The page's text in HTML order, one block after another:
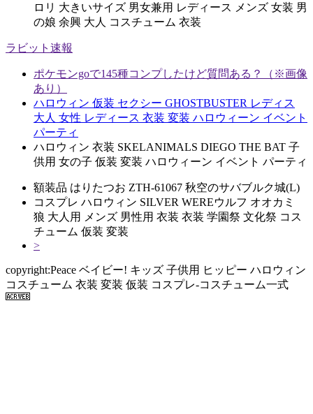
ロリ 大きいサイズ 男女兼用 レディース メンズ 女装 男
の娘 余興 大人 コスチューム 衣装
ラビット速報
ポケモンgoで145種コンプしたけど質問ある？（※画像
あり）
ハロウィン 仮装 セクシー GHOSTBUSTER レディス
大人 女性 レディース 衣装 変装 ハロウィーン イベント
パーティ
ハロウィン 衣装 SKELANIMALS DIEGO THE BAT 子
供用 女の子 仮装 変装 ハロウィーン イベント パーティ
額装品 はりたつお ZTH-61067 秋空のサバブルク城(L)
コスプレ ハロウィン SILVER WEREウルフ オオカミ
狼 大人用 メンズ 男性用 衣装 衣装 学園祭 文化祭 コス
チューム 仮装 変装
>
copyright:Peace ベイビー! キッズ 子供用 ヒッピー ハロウィン
コスチューム 衣装 変装 仮装 コスプレ-コスチューム一式